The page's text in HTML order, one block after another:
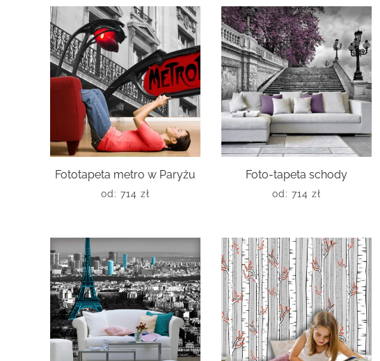
Fototapeta metro w Paryżu
od: 714 zł
Foto-tapeta schody
od: 714 zł